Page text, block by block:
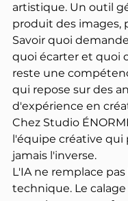
artistique. Un outil
produit des images,
Savoir quoi
quoi écarter et quoi
reste une
qui repose sur des
d'expérience en
Chez Studio
l'équipe créative qui
jamais l'inverse.
L'IA ne remplace
technique. Le